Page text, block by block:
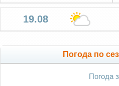
19.08
Погода по
Погода